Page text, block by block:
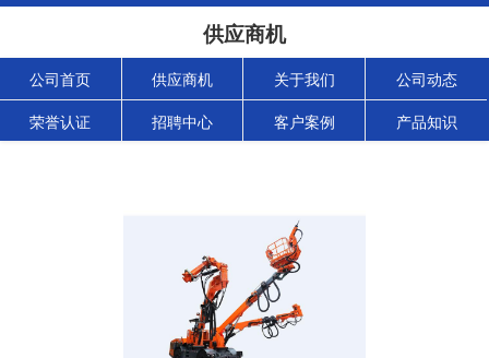
供应商机
公司首页 供应商机 关于我们 公司动态
荣誉认证 招聘中心 客户案例 产品知识